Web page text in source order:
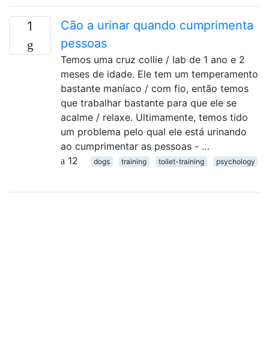
1
Cão a urinar quando cumprimenta
pessoas
Temos uma cruz collie / lab de 1 ano e 2
meses de idade. Ele tem um temperamento
bastante maníaco / com fio, então temos
que trabalhar bastante para que ele se
acalme / relaxe. Ultimamente, temos tido
um problema pelo qual ele está urinando
ao cumprimentar as pessoas - …
12
dogs training toilet-training psychology